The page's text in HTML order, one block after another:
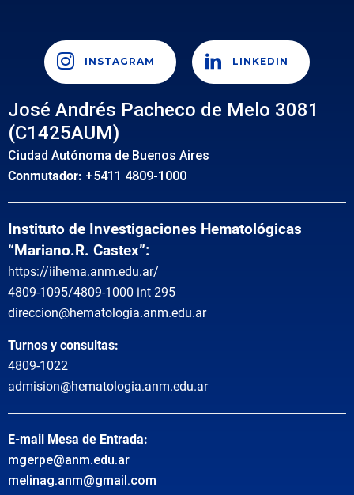
INSTAGRAM LINKEDIN
José Andrés Pacheco de Melo 3081
(C1425AUM)
Ciudad Autónoma de Buenos Aires
Conmutador: +5411 4809-1000
Instituto de Investigaciones Hematológicas
“Mariano.R. Castex”:
https://iihema.anm.edu.ar/
4809-1095/4809-1000 int 295
direccion@hematologia.anm.edu.ar
Turnos y consultas:
4809-1022
admision@hematologia.anm.edu.ar
E-mail Mesa de Entrada:
mgerpe@anm.edu.ar
melinag.anm@gmail.com